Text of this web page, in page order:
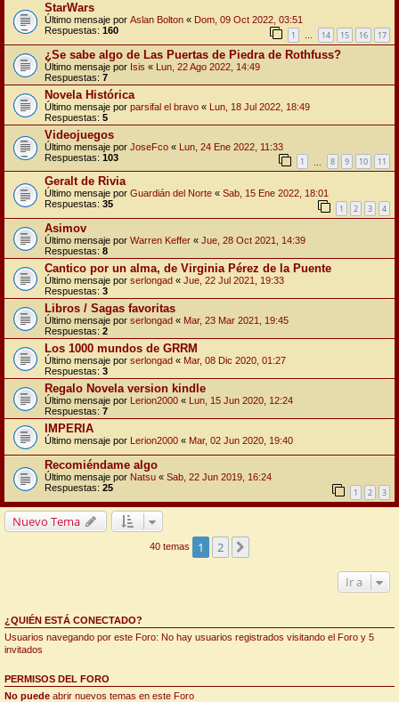
StarWars
Último mensaje por Aslan Bolton « Dom, 09 Oct 2022, 03:51
Respuestas: 160 1 … 14 15 16 17
¿Se sabe algo de Las Puertas de Piedra de Rothfuss?
Último mensaje por Isis « Lun, 22 Ago 2022, 14:49
Respuestas: 7
Novela Histórica
Último mensaje por parsifal el bravo « Lun, 18 Jul 2022, 18:49
Respuestas: 5
Videojuegos
Último mensaje por JoseFco « Lun, 24 Ene 2022, 11:33
Respuestas: 103 1 8 9 10 11
Geralt de Rivia
Último mensaje por Guardián del Norte « Sab, 15 Ene 2022, 18:01
Respuestas: 35 1 2 3 4
Asimov
Último mensaje por Warren Keffer « Jue, 28 Oct 2021, 14:39
Respuestas: 8
Cantico por un alma, de Virginia Pérez de la Puente
Último mensaje por serlongad « Jue, 22 Jul 2021, 19:33
Respuestas: 3
Libros / Sagas favoritas
Último mensaje por serlongad « Mar, 23 Mar 2021, 19:45
Respuestas: 2
Los 1000 mundos de GRRM
Último mensaje por serlongad « Mar, 08 Dic 2020, 01:27
Respuestas: 3
Regalo Novela version kindle
Último mensaje por Lerion2000 « Lun, 15 Jun 2020, 12:24
Respuestas: 7
IMPERIA
Último mensaje por Lerion2000 « Mar, 02 Jun 2020, 19:40
Recomiéndame algo
Último mensaje por Natsu « Sab, 22 Jun 2019, 16:24
Respuestas: 25 1 2 3
Nuevo Tema
40 temas 1 2
Ir a
¿QUIÉN ESTÁ CONECTADO?
Usuarios navegando por este Foro: No hay usuarios registrados visitando el Foro y 5
invitados
PERMISOS DEL FORO
No puede abrir nuevos temas en este Foro